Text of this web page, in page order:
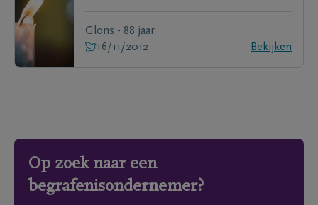
Glons - 88 jaar
16/11/2012
Bekijken
Op zoek naar een
begrafenisondernemer?